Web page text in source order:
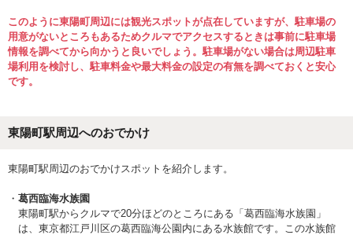
このように東陽町周辺には観光スポットが点在していますが、駐車場の
用意がないところもあるためクルマでアクセスするときは事前に駐車場
情報を調べてから向かうと良いでしょう。駐車場がない場合は周辺駐車
場利用を検討し、駐車料金や最大料金の設定の有無を調べておくと安心
です。
東陽町駅周辺へのおでかけ
東陽町駅周辺のおでかけスポットを紹介します。
葛西臨海水族園
東陽町駅からクルマで20分ほどのところにある「葛西臨海水族園」
は、東京都江戸川区の葛西臨海公園内にある水族館です。この水族館